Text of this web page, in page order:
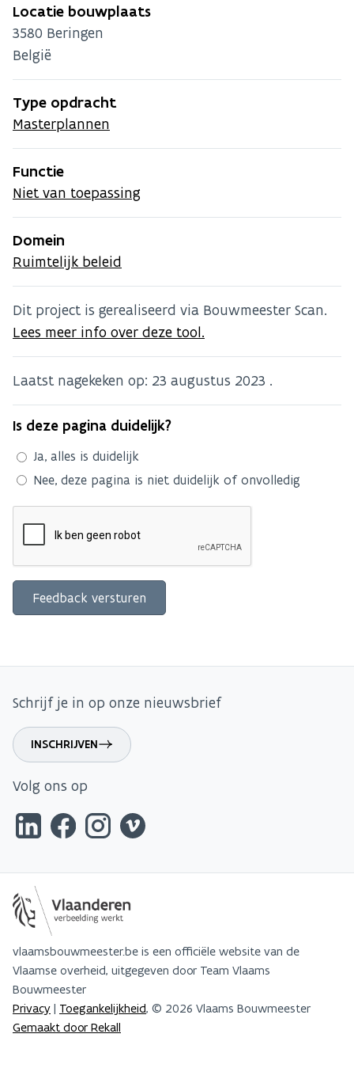
Locatie bouwplaats
3580 Beringen
België
Type opdracht
Masterplannen
Functie
Niet van toepassing
Domein
Ruimtelijk beleid
Dit project is gerealiseerd via Bouwmeester Scan.
Lees meer info over deze tool.
Laatst nagekeken op: 23 augustus 2023 .
Is deze pagina duidelijk?
Ja, alles is duidelijk
Nee, deze pagina is niet duidelijk of onvolledig
Schrijf je in op onze nieuwsbrief
INSCHRIJVEN
Volg ons op
vlaamsbouwmeester.be is een officiële website van de
Vlaamse overheid, uitgegeven door Team Vlaams
Bouwmeester
Privacy | Toegankelijkheid, © 2026 Vlaams Bouwmeester
Gemaakt door Rekall